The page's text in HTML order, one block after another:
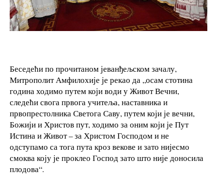
Беседећи по прочитаном јеванђељском зачалу,
Митрополит Амфилохије је рекао да „осам стотина
година ходимо путем који води у Живот Вечни,
следећи свога првога учитеља, наставника и
првопрестолника Светога Саву, путем који је вечни,
Божији и Христов пут, ходимо за оним који је Пут
Истина и Живот – за Христом Господом и не
одступамо са тога пута кроз векове и зато нијесмо
смоква коју је проклео Господ зато што није доносила
плодова“.